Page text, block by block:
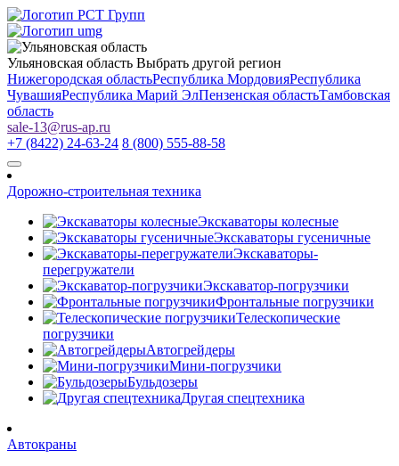
Ульяновская область Выбрать другой регион
Нижегородская областьРеспублика МордовияРеспублика
ЧувашияРеспублика Марий ЭлПензенская областьТамбовская
область
sale-13@rus-ap.ru
+7 (8422) 24-63-24 8 (800) 555-88-58
Дорожно-строительная техника
Экскаваторы колесные
Экскаваторы гусеничные
Экскаваторы-
перегружатели
Экскаватор-погрузчики
Фронтальные погрузчики
Телескопические
погрузчики
Автогрейдеры
Мини-погрузчики
Бульдозеры
Другая спецтехника
Автокраны